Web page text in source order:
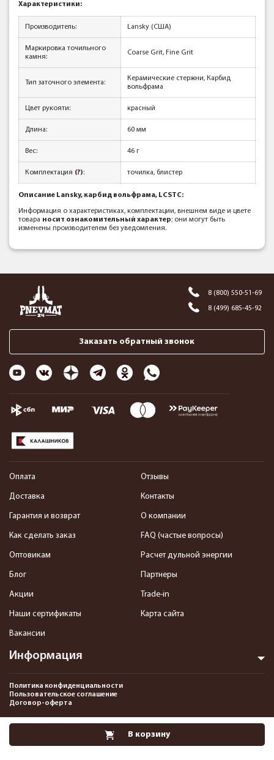
В корзину
Характеристики:
Производитель: Lansky (США)
Маркировка точильного
камня:
Coarse Grit, Fine Grit
Тип заточного элемента:
Керамические стержни, Карбид
вольфрама
Цвет рукояти: красный
Длина: 60 мм
Вес: 46 г
Комплектация (?): точилка, блистер
Описание Lansky, карбид вольфрама, LCSTC:
Информация о характеристиках, комплектации, внешнем виде и цвете
товара носит ознакомительный характер; они могут быть
изменены производителем без уведомления.
8 (800) 550-51-69
8 (499) 685-45-92
Заказать обратный звонок
Информация
Оплата
Доставка
Гарантия и возврат
Как сделать заказ
Оптовикам
Блог
Акции
Наши сертификаты
Вакансии
Отзывы
Контакты
О компании
FAQ (частые вопросы)
Расчет дульной энергии
Партнеры
Trade-in
Карта сайта
Политика конфиденциальности
Пользовательское соглашение
Договор-оферта
2013-2026 Интернет-магазин пневматики, страйкбола и снаряжения–
Pnevmat24.ru. Все права защищены.©